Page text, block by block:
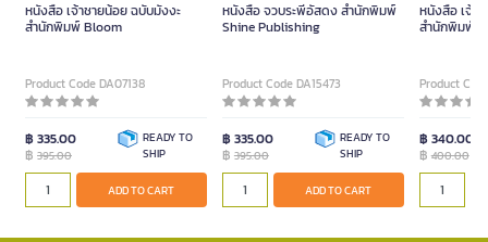
หนังสือ เจ้าชายน้อย ฉบับมังงะ
สำนักพิมพ์ Bloom
Product Code DA07138
฿ 335.00
฿ 395.00
READY TO
SHIP
ADD TO CART
หนังสือ จวบระพีอัสดง สำนักพิมพ์
Shine Publishing
Product Code DA15473
฿ 335.00
฿ 395.00
READY TO
SHIP
ADD TO CART
หนังสือ เจ้า
สำนักพิมพ์ แ
Product
฿ 340.00
฿400.00